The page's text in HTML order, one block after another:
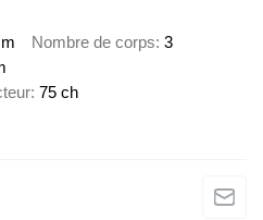
Nombre de corps 3
75 ch